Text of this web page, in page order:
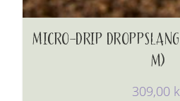
MICRO-DRIP
M)
309,00